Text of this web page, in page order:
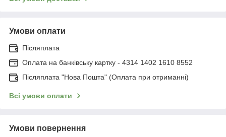
Умови оплати
Післяплата
Оплата на банківську картку - 4314 1402 1610 8552
Післяплата "Нова Пошта" (Оплата при отриманні)
Всі умови оплати
Умови повернення